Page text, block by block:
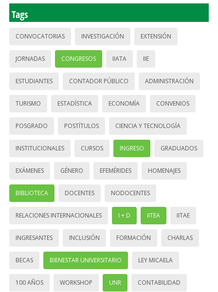
Tags
CONVOCATORIAS INVESTIGACIÓN EXTENSIÓN
JORNADAS CONGRESOS IIATA IIE
ESTUDIANTES CONTADOR PÚBLICO ADMINISTRACIÓN
TURISMO ESTADÍSTICA ECONOMÍA CONVENIOS
POSGRADO POSTÍTULOS CIENCIA Y TECNOLOGÍA
INSTITUCIONALES CURSOS INGRESO GRADUADOS
EXÁMENES GÉNERO EFEMÉRIDES HOMENAJES
BIBLIOTECA DOCENTES NODOCENTES
RELACIONES INTERNACIONALES I + D IITEA IITAE
INGRESANTES INCLUSIÓN FORMACIÓN CHARLAS
BECAS BIENESTAR UNIVERSITARIO LEY MICAELA
100 AÑOS WORKSHOP UNR CONTABILIDAD